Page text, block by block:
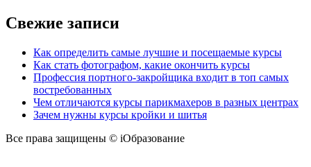
Свежие записи
Как определить самые лучшие и посещаемые курсы
Как стать фотографом, какие окончить курсы
Профессия портного-закройщика входит в топ самых
востребованных
Чем отличаются курсы парикмахеров в разных центрах
Зачем нужны курсы кройки и шитья
Все права защищены © iОбразование